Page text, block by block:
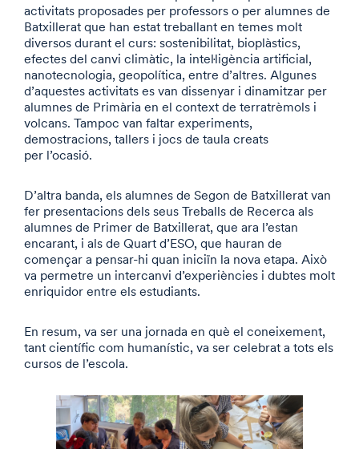
activitats proposades per professors o per alumnes de
Batxillerat que han estat treballant en temes molt
diversos durant el curs: sostenibilitat, bioplàstics,
efectes del canvi climàtic, la intel·ligència artificial,
nanotecnologia, geopolítica, entre d’altres. Algunes
d’aquestes activitats es van dissenyar i dinamitzar per
alumnes de Primària en el context de terratrèmols i
volcans. Tampoc van faltar experiments,
demostracions, tallers i jocs de taula creats
per l’ocasió.
D’altra banda, els alumnes de Segon de Batxillerat van
fer presentacions dels seus Treballs de Recerca als
alumnes de Primer de Batxillerat, que ara l’estan
encarant, i als de Quart d’ESO, que hauran de
començar a pensar-hi quan iniciïn la nova etapa. Això
va permetre un intercanvi d’experiències i dubtes molt
enriquidor entre els estudiants.
En resum, va ser una jornada en què el coneixement,
tant científic com humanístic, va ser celebrat a tots els
cursos de l’escola.